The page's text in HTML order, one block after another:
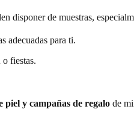
disponer de muestras,
adecuadas para ti.
fiestas.
piel y campañas de regalo de